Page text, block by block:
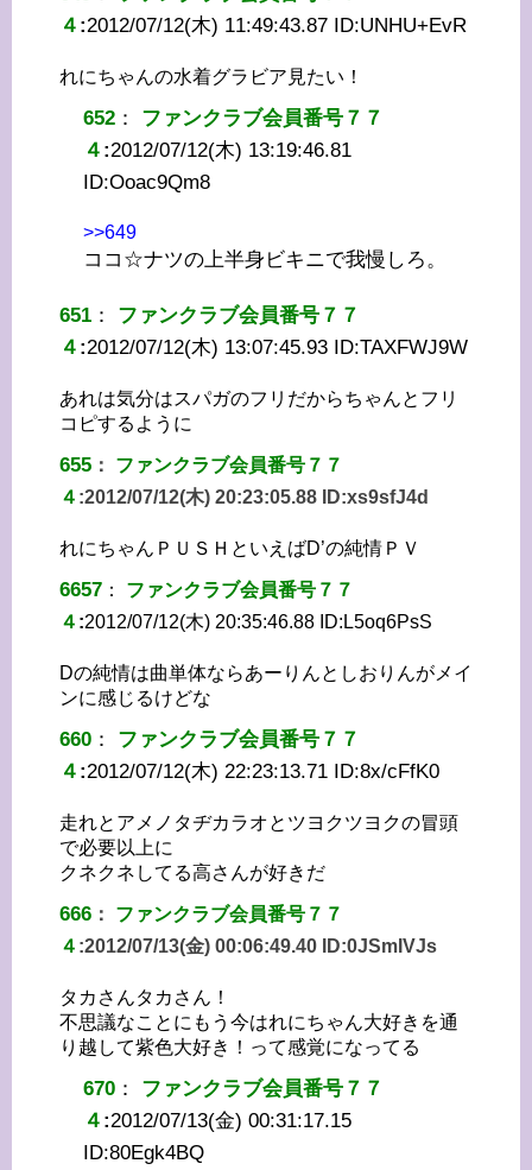
４ :2012/07/12(木) 11:49:43.87 ID:UNHU+EvR
れにちゃんの水着グラビア見たい！
652 ： ファンクラブ会員番号７７
４ :2012/07/12(木) 13:19:46.81
ID:Ooac9Qm8
>>649
ココ☆ナツの上半身ビキニで我慢しろ。
651 ： ファンクラブ会員番号７７
４ :2012/07/12(木) 13:07:45.93 ID:TAXFWJ9W
あれは気分はスパガのフリだからちゃんとフリ
コピするように
655 ： ファンクラブ会員番号７７
４ :2012/07/12(木) 20:23:05.88 ID:xs9sfJ4d
れにちゃんＰＵＳＨといえばD’の純情ＰＶ
6657 ： ファンクラブ会員番号７７
４ :2012/07/12(木) 20:35:46.88 ID: L5oq6PsS
Dの純情は曲単体ならあーりんとしおりんがメイ
ンに感じるけどな
660 ： ファンクラブ会員番号７７
４ :2012/07/12(木) 22:23:13.71 ID:8x/cFfK0
走れとアメノタヂカラオとツヨクツヨクの冒頭
で必要以上に
クネクネしてる高さんが好きだ
666 ： ファンクラブ会員番号７７
４ :2012/07/13(金) 00:06:49.40 ID:0JSmIVJs
タカさんタカさん！
不思議なことにもう今はれにちゃん大好きを通
り越して紫色大好き！って感覚になってる
670 ： ファンクラブ会員番号７７
４ :2012/07/13(金) 00:31:17.15
ID:80Egk4BQ